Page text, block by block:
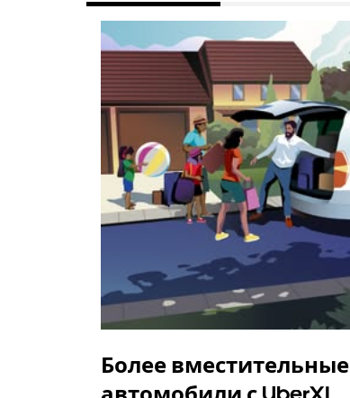
Более вместительные